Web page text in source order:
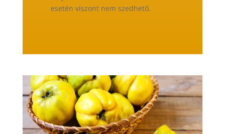
esetén viszont nem szedhető.